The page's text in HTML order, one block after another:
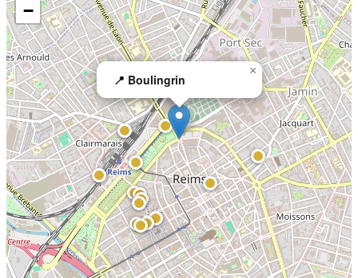
📍 Boulingrin
×
−